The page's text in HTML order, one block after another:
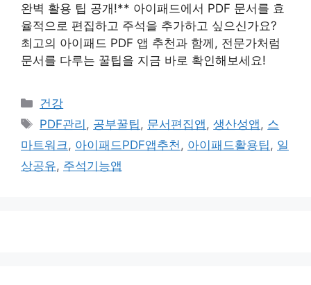
완벽 활용 팁 공개!** 아이패드에서 PDF 문서를 효
율적으로 편집하고 주석을 추가하고 싶으신가요?
최고의 아이패드 PDF 앱 추천과 함께, 전문가처럼
문서를 다루는 꿀팁을 지금 바로 확인해보세요!
카
테
리
건강
태
그
PDF관리 , 공부꿀팁 , 문서편집앱 ,생산성앱 , 스
마트워크 , 아이패드PDF앱추천 , 아이패드활용팁 , 일
상공유, 주석기능앱